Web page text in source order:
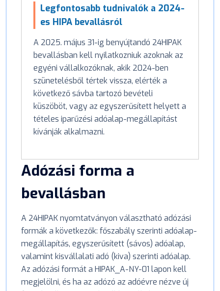
Legfontosabb tudnivalók a 2024-
es HIPA bevallásról
A 2025. május 31-ig benyújtandó 24HIPAK
bevallásban kell nyilatkozniuk azoknak az
egyéni vállalkozóknak, akik 2024-ben
szünetelésből tértek vissza, elérték a
következő sávba tartozó bevételi
küszöböt, vagy az egyszerűsített helyett a
tételes iparűzési adóalap-megállapítást
kívánják alkalmazni.
Adózási forma a
bevallásban
A 24HIPAK nyomtatványon választható adózási
formák a következők: főszabály szerinti adóalap-
megállapítás, egyszerűsített (sávos) adóalap,
valamint kisvállalati adó (kiva) szerinti adóalap.
Az adózási formát a HIPAK_A-NY-01 lapon kell
megjelölni, és ha az adózó az adóévre nézve új